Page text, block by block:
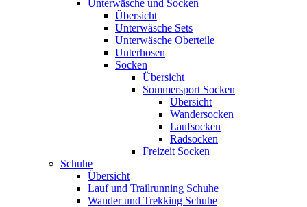
Unterwäsche und Socken
Übersicht
Unterwäsche Sets
Unterwäsche Oberteile
Unterhosen
Socken
Übersicht
Sommersport Socken
Übersicht
Wandersocken
Laufsocken
Radsocken
Freizeit Socken
Schuhe
Übersicht
Lauf und Trailrunning Schuhe
Wander und Trekking Schuhe